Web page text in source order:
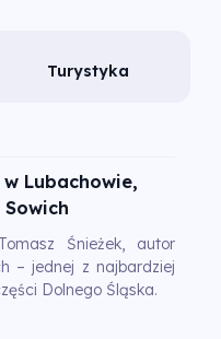
Turystyka
Lubachowie,
Śnieżek, autor
– jednej z najbardziej
Dolnego Śląska.